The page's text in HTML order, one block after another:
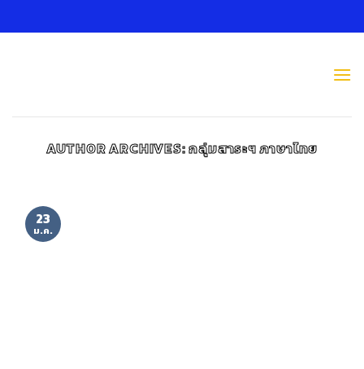
to
AUTHOR ARCHIVES:กลุ่มสาระฯ ภาษาไทย
23
ม.ค.